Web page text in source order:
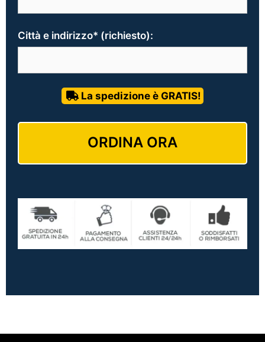
Città e indirizzo* (richiesto):
La spedizione è GRATIS!